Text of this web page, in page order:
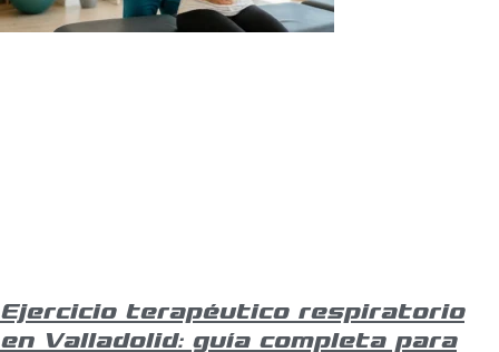
Ejercicio terapéutico respiratorio
en Valladolid: guía completa para